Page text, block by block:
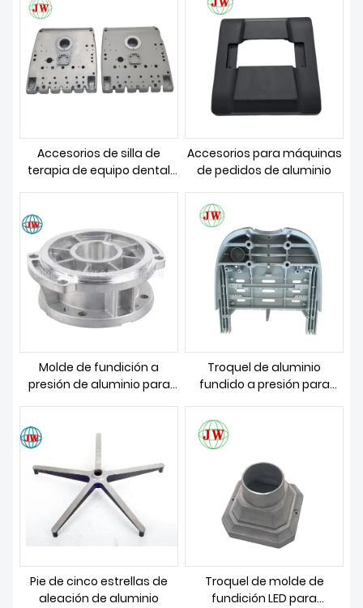
Accesorios de silla de
terapia de equipo dental
Accesorios para máquinas
de pedidos de aluminio
Molde de fundición a
presión de aluminio para
Troquel de aluminio
fundido a presión para
Pie de cinco estrellas de
aleación de aluminio
Troquel de molde de
fundición LED para